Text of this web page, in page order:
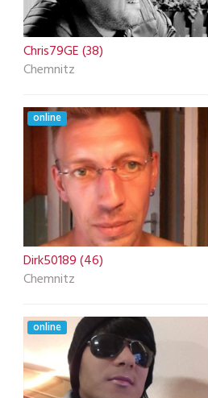
Chris79GE (38)
Chemnitz
online
Dirk50189 (46)
Chemnitz
online